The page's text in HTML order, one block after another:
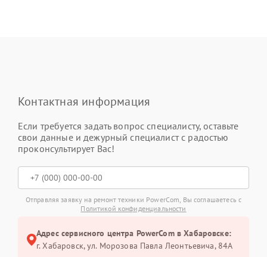
Контактная информация
Если требуется задать вопрос специалисту, оставьте
свои данные и дежурный специалист с радостью
проконсультирует Вас!
Отправляя заявку на ремонт техники PowerCom, Вы соглашаетесь с
Политикой конфиденциальности
Адрес сервисного центра PowerCom в Хабаровске:
г. Хабаровск, ул. Морозова Павла Леонтьевича, 84А